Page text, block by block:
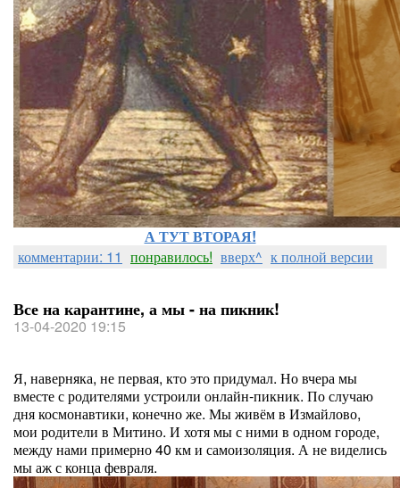
А ТУТ ВТОРАЯ!
комментарии: 11 понравилось! вверх^ к полной версии
Все на карантине, а мы - на пикник!
13-04-2020 19:15
Я, наверняка, не первая, кто это придумал. Но вчера мы
вместе с родителями устроили онлайн-пикник. По случаю
дня космонавтики, конечно же. Мы живём в Измайлово,
мои родители в Митино. И хотя мы с ними в одном городе,
между нами примерно 40 км и самоизоляция. А не виделись
мы аж с конца февраля.